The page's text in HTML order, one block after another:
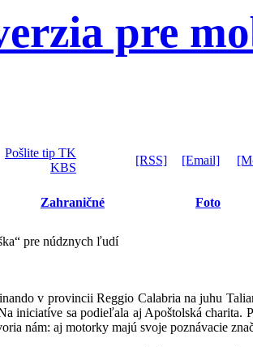
pre
Pošlite tip TK
KBS
[RSS] [Email]
Zahraničné Foto
pre núdznych ľudí
v provincii Reggio Calabria na juhu
iniciatíve sa podieľala aj Apoštolská
nám: aj motorky majú svoje poznávacie